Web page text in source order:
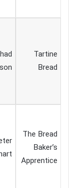
Tartine
Bread
The Bread
Baker’s
Apprentice